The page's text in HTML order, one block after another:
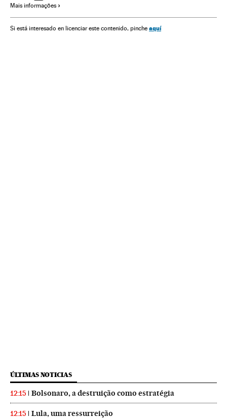
Competições
Mais informações
Si está interesado en licenciar este contenido, pinche aquí
ÚLTIMAS NOTICIAS
12:15 Bolsonaro, a destruição como estratégia
12:15 Lula, uma ressurreição